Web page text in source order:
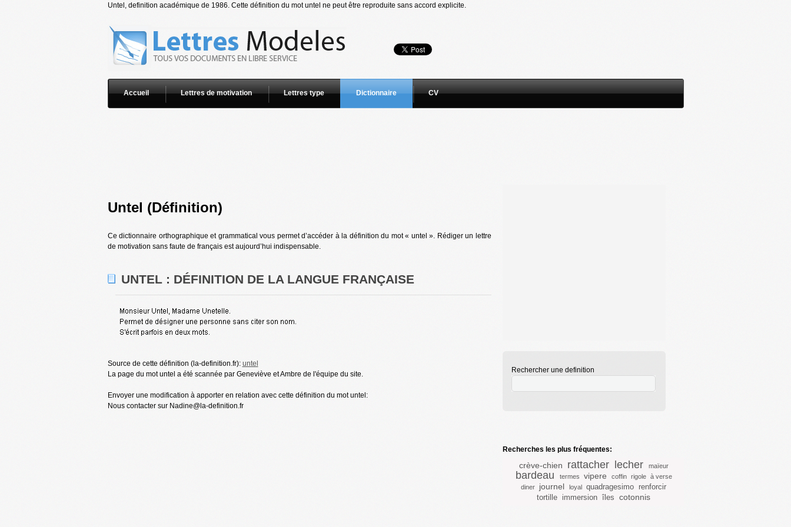
Untel, definition académique de 1986. Cette définition du mot untel ne peut être reproduite sans accord explicite.
Accueil Lettres de motivation Lettres type Dictionnaire CV
Untel (Définition)
Ce dictionnaire orthographique et grammatical vous permet d’accéder à la définition du mot « untel ». Rédiger un lettre
de motivation sans faute de français est aujourd’hui indispensable.
UNTEL : DÉFINITION DE LA LANGUE FRANÇAISE
Source de cette définition (la-definition.fr): untel
La page du mot untel a été scannée par Geneviève et Ambre de l'équipe du site.
Envoyer une modification à apporter en relation avec cette définition du mot untel:
Nous contacter sur Nadine@la-definition.fr
Rechercher une definition
Recherches les plus fréquentes:
crève-chien rattacher lecher maïeur
bardeau termes vipere coffin rigole
à verse
diner
journel loyal quadragesimo renforcir
tortille immersion îles cotonnis